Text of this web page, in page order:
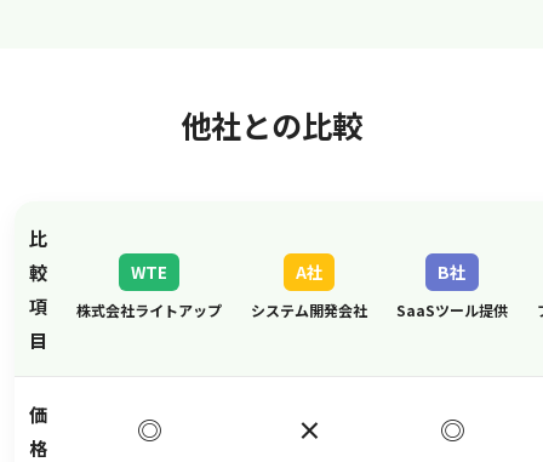
他社との比較
比
較
項
目
WTE
株式会社ライトアップ
A社
システム開発会社
B社
SaaSツール提供
価
格
◎ × ◎